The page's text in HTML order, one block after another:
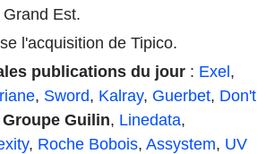
Est.
l'acquisition de Tipico.
publications du jour : Exel,
, Sword, Kalray, Guerbet, Don't
Groupe Guilin, Linedata,
, Roche Bobois, Assystem, UV